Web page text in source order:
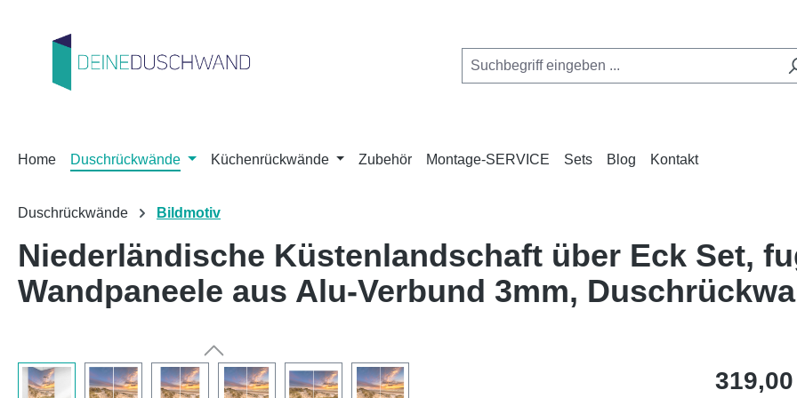
Home Duschrückwände Küchenrückwände Zubehör Montage-SERVICE Sets Blog Kontakt
Duschrückwände Bildmotiv
Niederländische Küstenlandschaft über Eck Set,
Wandpaneele aus Alu-Verbund 3mm,
Regulärer